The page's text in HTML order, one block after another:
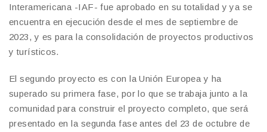
Interamericana -IAF- fue aprobado en su totalidad y ya se
encuentra en ejecución desde el mes de septiembre de
2023, y es para la consolidación de proyectos productivos
y turísticos.
El segundo proyecto es con la Unión Europea y ha
superado su primera fase, por lo que se trabaja junto a la
comunidad para construir el proyecto completo, que será
presentado en la segunda fase antes del 23 de octubre de